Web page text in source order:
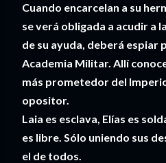
Cuando encarcelan a su
se verá obligada a acudir a
de su ayuda, deberá espiar
Academia Militar. Allí
más prometedor del
opositor.
Laia es esclava, Elías es
es libre. Sólo uniendo sus
el de todos.